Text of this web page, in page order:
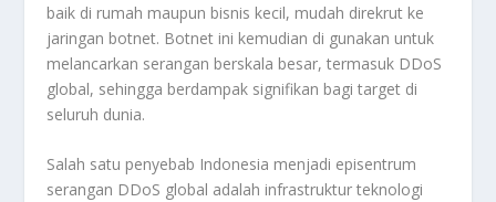
baik di rumah maupun bisnis kecil, mudah direkrut ke
jaringan botnet. Botnet ini kemudian di gunakan untuk
melancarkan serangan berskala besar, termasuk DDoS
global, sehingga berdampak signifikan bagi target di
seluruh dunia.
Salah satu penyebab Indonesia menjadi episentrum
serangan DDoS global adalah infrastruktur teknologi